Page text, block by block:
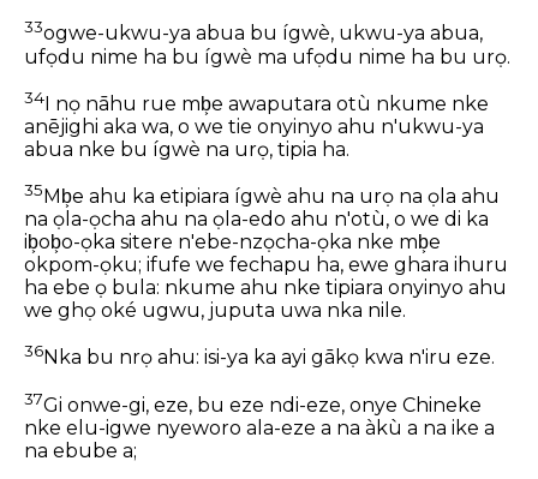
33ogwe-ukwu-ya abua bu ígwè, ukwu-ya abua,
ufọdu nime ha bu ígwè ma ufọdu nime ha bu urọ.
34I nọ nāhu rue mb͕e awaputara otù nkume nke
anējighi aka wa, o we tie onyinyo ahu n'ukwu-ya
abua nke bu ígwè na urọ, tipia ha.
35 Mb͕e ahu ka etipiara ígwè ahu na urọ na ọla ahu
na ọla-ọcha ahu na ọla-edo ahu n'otù, o we di ka
ib͕ob͕o-ọka sitere n'ebe-nzọcha-ọka nke mb͕e
okpom-ọku; ifufe we fechapu ha, ewe ghara ihuru
ha ebe ọ bula: nkume ahu nke tipiara onyinyo ahu
we ghọ oké ugwu, juputa uwa nka nile.
36Nka bu nrọ ahu: isi-ya ka ayi gākọ kwa n'iru eze.
37Gi onwe-gi, eze, bu eze ndi-eze, onye Chineke
nke elu-igwe nyeworo ala-eze a na àkù a na ike a
na ebube a;